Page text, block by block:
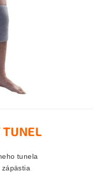
tunela
zápästia